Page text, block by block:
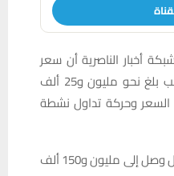
أخبار الناصرية أن سعر
شراء المثقال الواحد من الذهب بلغ نحو مليون و25 ألف
وحركة تداول نشطة
كما أشار إلى أن سعر بيع المثقال وصل إلى مليون و150 ألف